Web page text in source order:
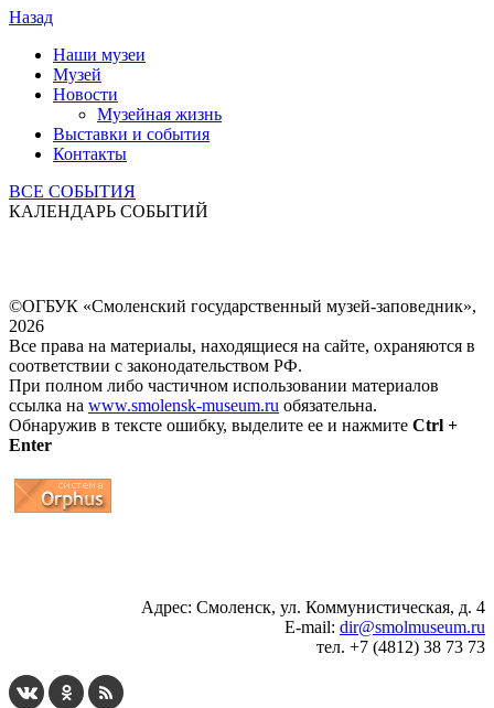
Назад
Наши музеи
Музей
Новости
Музейная жизнь
Выставки и события
Контакты
ВСЕ СОБЫТИЯ
КАЛЕНДАРЬ СОБЫТИЙ
©ОГБУК «Смоленский государственный музей-заповедник»,
2026
Все права на материалы, находящиеся на сайте, охраняются в
соответствии с законодательством РФ.
При полном либо частичном использовании материалов
ссылка на www.smolensk-museum.ru обязательна.
Обнаружив в тексте ошибку, выделите ее и нажмите Ctrl +
Enter
Адрес: Смоленск, ул. Коммунистическая, д. 4
E-mail: dir@smolmuseum.ru
тел. +7 (4812) 38 73 73